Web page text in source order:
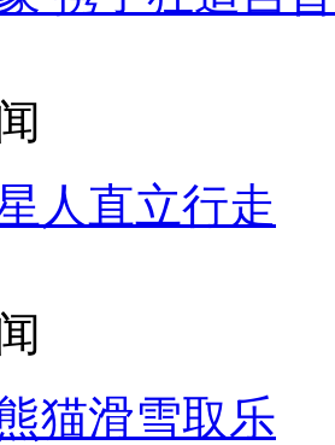
人直立行走
猫滑雪取乐